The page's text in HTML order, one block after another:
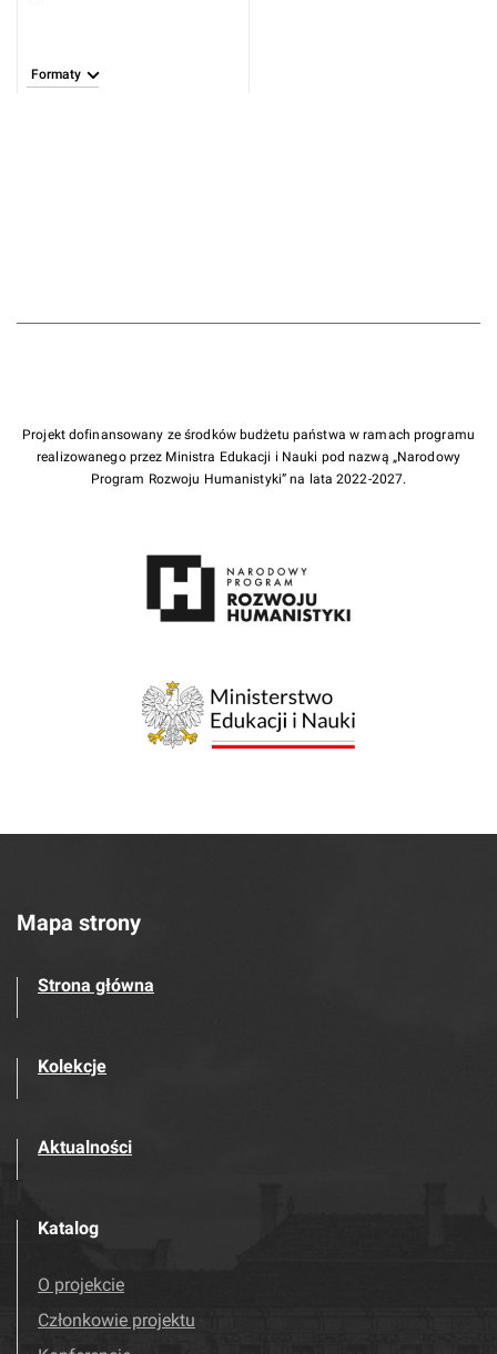
Formaty
Projekt dofinansowany ze środków budżetu państwa w ramach programu
realizowanego przez Ministra Edukacji i Nauki pod nazwą „Narodowy
Program Rozwoju Humanistyki” na lata 2022-2027.
Mapa strony
Strona główna
Kolekcje
Aktualności
Katalog
O projekcie
Członkowie projektu